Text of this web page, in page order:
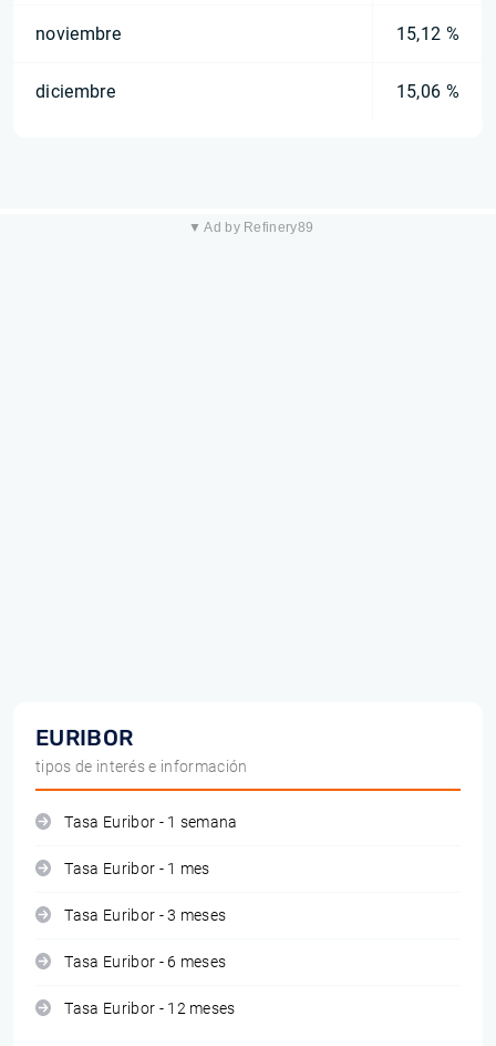
noviembre 15,12 %
diciembre 15,06 %
▼ Ad by Refinery89
EURIBOR
tipos de interés e información
Tasa Euribor - 1 semana
Tasa Euribor - 1 mes
Tasa Euribor - 3 meses
Tasa Euribor - 6 meses
Tasa Euribor - 12 meses